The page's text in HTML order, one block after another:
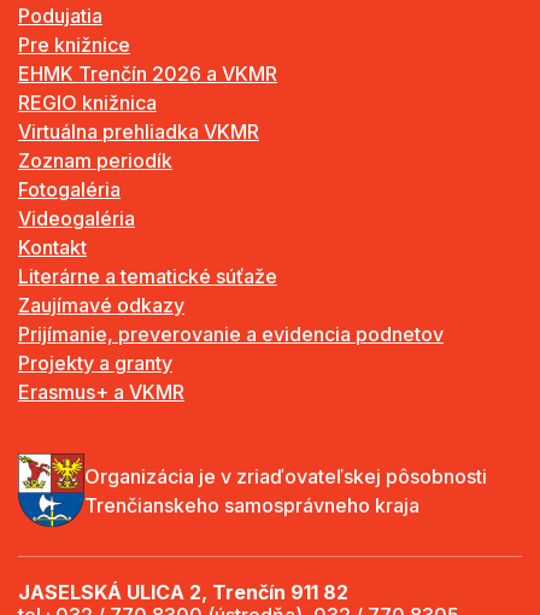
Podujatia
Pre knižnice
EHMK Trenčín 2026 a VKMR
REGIO knižnica
Virtuálna prehliadka VKMR
Zoznam periodík
Fotogaléria
Videogaléria
Kontakt
Literárne a tematické súťaže
Zaujímavé odkazy
Prijímanie, preverovanie a evidencia podnetov
Projekty a granty
Erasmus+ a VKMR
Organizácia je v zriaďovateľskej pôsobnosti
Trenčianskeho samosprávneho kraja
JASELSKÁ ULICA 2, Trenčín 911 82